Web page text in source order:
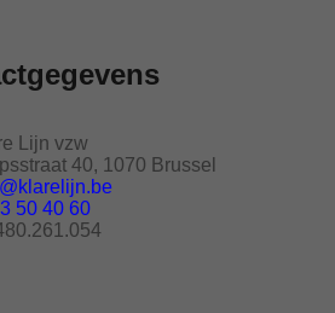
Lijn vzw
40, 1070 Brussel
50 40 60